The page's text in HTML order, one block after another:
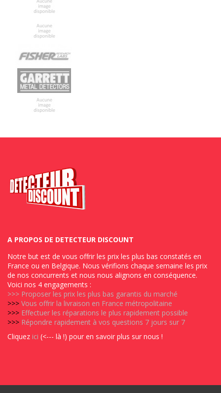
A PROPOS DE DETECTEUR DISCOUNT
Notre but est de vous offrir les prix les plus bas constatés en
France ou en Belgique. Nous vérifions chaque semaine les prix
de nos concurrents et nous nous alignons en conséquence.
Voici nos 4 engagements :
>>> Proposer les prix les plus bas garantis du marché
>>> Vous offrir la livraison en France métropolitaine
>>> Effectuer les réparations le plus rapidement possible
>>> Répondre rapidement à vos questions 7 jours sur 7
Cliquez ici (<--- là !) pour en savoir plus sur nous !